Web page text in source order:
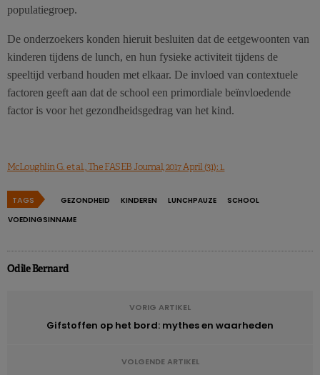
populatiegroep.
De onderzoekers konden hieruit besluiten dat de eetgewoonten van
kinderen tijdens de lunch, en hun fysieke activiteit tijdens de
speeltijd verband houden met elkaar. De invloed van contextuele
factoren geeft aan dat de school een primordiale beïnvloedende
factor is voor het gezondheidsgedrag van het kind.
McLoughlin G. et al., The FASEB Journal, 2017 April (31): 1.
TAGS GEZONDHEID KINDEREN LUNCHPAUZE
SCHOOL
VOEDINGSINNAME
Odile Bernard
VORIG ARTIKEL
Gifstoffen op het bord: mythes en waarheden
VOLGENDE ARTIKEL